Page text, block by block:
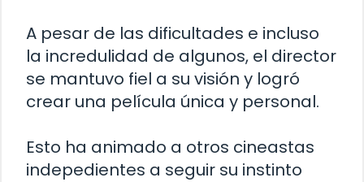
A pesar de las dificultades e incluso
la incredulidad de algunos, el director
se mantuvo fiel a su visión y logró
crear una película única y personal.
Esto ha animado a otros cineastas
indepedientes a seguir su instinto